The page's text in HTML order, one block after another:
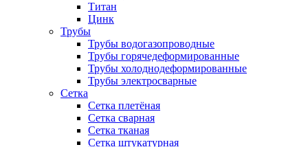
Титан
Цинк
Трубы
Трубы водогазопроводные
Трубы горячедеформированные
Трубы холоднодеформированные
Трубы электросварные
Сетка
Сетка плетёная
Сетка сварная
Сетка тканая
Сетка штукатурная